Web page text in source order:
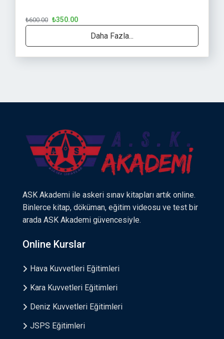
₺600.00 ₺350.00
Daha Fazla...
ASK Akademi ile askeri sınav kitapları artık online.
Binlerce kitap, döküman, eğitim videosu ve test bir
arada ASK Akademi güvencesiyle.
Online Kurslar
Hava Kuvvetleri Eğitimleri
Kara Kuvvetleri Eğitimleri
Deniz Kuvvetleri Eğitimleri
JSPS Eğitimleri